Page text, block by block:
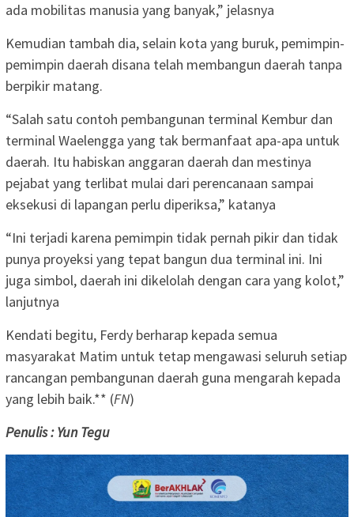
ada mobilitas manusia yang banyak,” jelasnya
Kemudian tambah dia, selain kota yang buruk, pemimpin-
pemimpin daerah disana telah membangun daerah tanpa
berpikir matang.
“Salah satu contoh pembangunan terminal Kembur dan
terminal Waelengga yang tak bermanfaat apa-apa untuk
daerah. Itu habiskan anggaran daerah dan mestinya
pejabat yang terlibat mulai dari perencanaan sampai
eksekusi di lapangan perlu diperiksa,” katanya
“Ini terjadi karena pemimpin tidak pernah pikir dan tidak
punya proyeksi yang tepat bangun dua terminal ini. Ini
juga simbol, daerah ini dikelolah dengan cara yang kolot,”
lanjutnya
Kendati begitu, Ferdy berharap kepada semua
masyarakat Matim untuk tetap mengawasi seluruh setiap
rancangan pembangunan daerah guna mengarah kepada
yang lebih baik.** (FN)
Penulis : Yun Tegu